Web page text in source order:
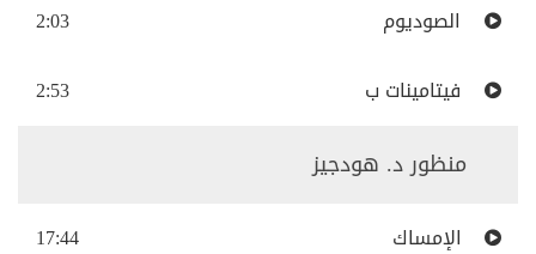
2:03
الصوديوم
2:53
فيتامينات ب
منظور د. هودجيز
17:44
الإمساك